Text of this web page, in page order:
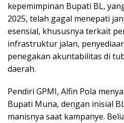
kepemimpinan Bupati BL,
2025, telah gagal menepati
esensial, khususnya terkait
infrastruktur jalan,
penegakan akuntabilitas di
daerah.
Pendiri GPMI, Alfin Pola
Bupati Muna, dengan inisial
manisnya saat kampanye.